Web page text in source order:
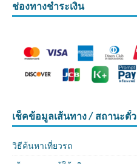
ช่องทางชำระเงิน
เช็คข้อมูลเส้นทาง / สถานะตั๋ว
วิธีค้นหาเที่ยวรถ